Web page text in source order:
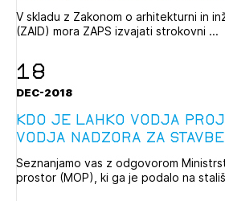
V skladu z Zakonom o arhitekturni in
(ZAID) mora ZAPS izvajati strokovni ...
18
DEC-2018
KDO JE LAHKO VODJA
VODJA NADZORA ZA
Seznanjamo vas z odgovorom
prostor (MOP), ki ga je podalo na